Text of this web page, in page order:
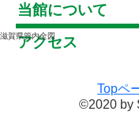
滋賀県管内全図
当館について
アクセス
Topペ
©2020 by